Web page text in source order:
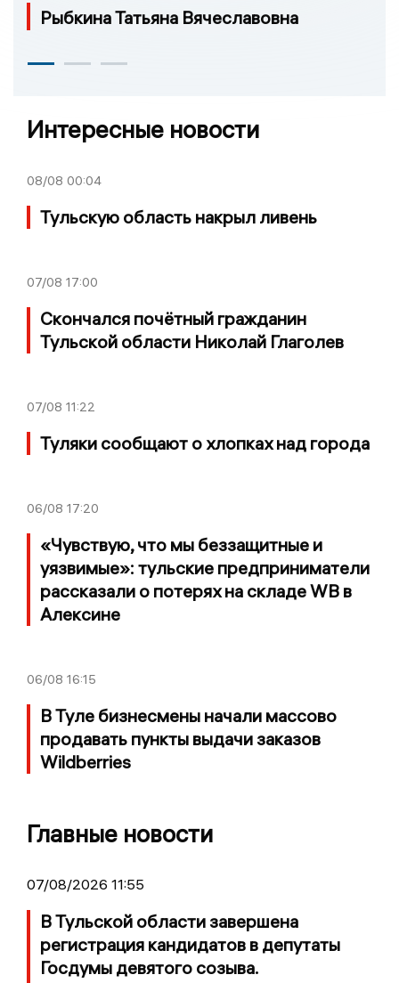
Рыбкина Татьяна Вячеславовна
Интересные новости
08/08 00:04
Тульскую область накрыл ливень
07/08 17:00
Скончался почётный гражданин
Тульской области Николай Глаголев
07/08 11:22
Туляки сообщают о хлопках над города
06/08 17:20
«Чувствую, что мы беззащитные и
уязвимые»: тульские предприниматели
рассказали о потерях на складе WB в
Алексине
06/08 16:15
В Туле бизнесмены начали массово
продавать пункты выдачи заказов
Wildberries
Главные новости
07/08/2026 11:55
В Тульской области завершена
регистрация кандидатов в депутаты
Госдумы девятого созыва.